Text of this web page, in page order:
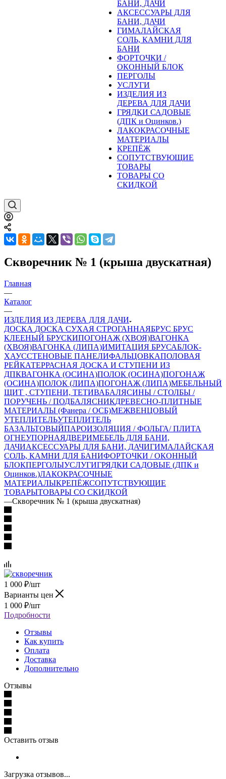
БАНИ, ДАЧИ
АКСЕССУАРЫ ДЛЯ
БАНИ, ДАЧИ
ГИМАЛАЙСКАЯ
СОЛЬ, КАМНИ ДЛЯ
БАНИ
ФОРТОЧКИ /
ОКОННЫЙ БЛОК
ПЕРГОЛЫ
УСЛУГИ
ИЗДЕЛИЯ ИЗ
ДЕРЕВА ДЛЯ ДАЧИ
ГРЯДКИ САДОВЫЕ
(ДПК и Оцинков.)
ЛАКОКРАСОЧНЫЕ
МАТЕРИАЛЫ
КРЕПЁЖ
СОПУТСТВУЮЩИЕ
ТОВАРЫ
ТОВАРЫ СО
СКИДКОЙ
Скворечник № 1 (крыша двускатная)
Главная
—
Каталог
—
ИЗДЕЛИЯ ИЗ ДЕРЕВА ДЛЯ ДАЧИ
ДОСКА ДОСКА СУХАЯ СТРОГАННАЯБРУС БРУС
КЛЕЕНЫЙ БРУСКИПОГОНАЖ (ХВОЯ)ВАГОНКА
(ХВОЯ)ВАГОНКА (ЛИПА)ИМИТАЦИЯ БРУСАБЛОК-
ХАУССТЕНОВЫЕ ПАНЕЛИФАЛЬЦОВКАПОЛОВАЯ
РЕЙКАТЕРРАСНАЯ ДОСКА И СТУПЕНИ ИЗ
ДПКВАГОНКА (ОСИНА)ПОЛОК (ОСИНА)ПОГОНАЖ
(ОСИНА)ПОЛОК (ЛИПА)ПОГОНАЖ (ЛИПА)МЕБЕЛЬНЫЙ
ЩИТ , СТУПЕНИ, ТЕТИВАБАЛЯСИНЫ / СТОЛБЫ /
ПОРУЧЕНЬ / ПОДБАЛЯСНИКДРЕВЕСНО-ПЛИТНЫЕ
МАТЕРИАЛЫ (Фанера / ОСБ)МЕЖВЕНЦОВЫЙ
УТЕПЛИТЕЛЬУТЕПЛИТЕЛЬ
БАЗАЛЬТОВЫЙПАРОИЗОЛЯЦИЯ / ФОЛЬГА/ ПЛИТА
ОГНЕУПОРНАЯДВЕРИМЕБЕЛЬ ДЛЯ БАНИ,
ДАЧИАКСЕССУАРЫ ДЛЯ БАНИ, ДАЧИГИМАЛАЙСКАЯ
СОЛЬ, КАМНИ ДЛЯ БАНИФОРТОЧКИ / ОКОННЫЙ
БЛОКПЕРГОЛЫУСЛУГИГРЯДКИ САДОВЫЕ (ДПК и
Оцинков.)ЛАКОКРАСОЧНЫЕ
МАТЕРИАЛЫКРЕПЁЖСОПУТСТВУЮЩИЕ
ТОВАРЫТОВАРЫ СО СКИДКОЙ
—Скворечник № 1 (крыша двускатная)
1 000 ₽/шт
Варианты цен
1 000 ₽/шт
Подробности
Отзывы
Как купить
Оплата
Доставка
Дополнительно
Отзывы
Оставить отзыв
Загрузка отзывов...